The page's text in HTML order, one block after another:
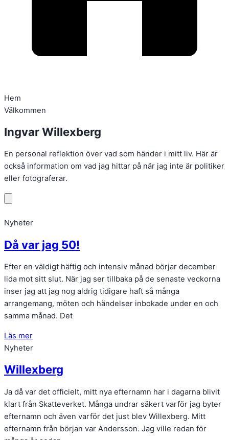
Hem
Välkommen
Ingvar Willexberg
En personal reflektion över vad som händer i mitt liv. Här är
också information om vad jag hittar på när jag inte är politiker
eller fotograferar.
Nyheter
Då var jag 50!
Efter en väldigt häftig och intensiv månad börjar december
lida mot sitt slut. När jag ser tillbaka på de senaste veckorna
inser jag att jag nog aldrig tidigare haft så många
arrangemang, möten och händelser inbokade under en och
samma månad. Det
Läs mer
Nyheter
Willexberg
Ja då var det officielt, mitt nya efternamn har i dagarna blivit
klart från Skatteverket. Många undrar säkert varför jag byter
efternamn och även varför det just blev Willexberg. Mitt
efternamn från början var Andersson. Jag ville redan för